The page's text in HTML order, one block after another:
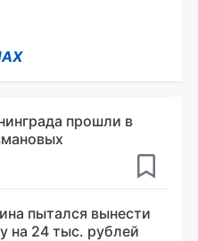
прошли в
пытался вынести
на 24 тыс. рублей